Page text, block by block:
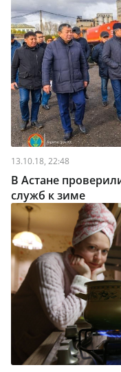
13.10.18, 22:48
В Астане
служб к зиме